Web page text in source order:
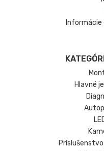
Informácie
Hlavné